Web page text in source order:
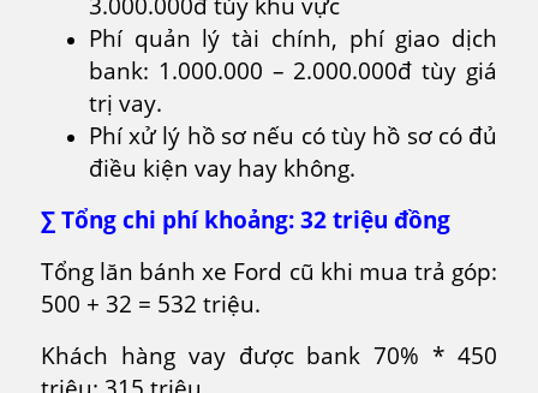
Phí quản lý tài chính, phí giao dịch
bank: 1.000.000 – 2.000.000đ tùy giá
trị vay.
Phí xử lý hồ sơ nếu có tùy hồ sơ có đủ
điều kiện vay hay không.
∑ Tổng chi phí khoảng: 32 triệu đồng
Tổng lăn bánh xe Ford cũ khi mua trả góp:
500 + 32 = 532 triệu.
Khách hàng vay được bank 70% * 450